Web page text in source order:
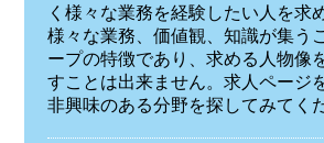
く様々な業務を経験したい人を求
様々な業務、価値観、知識が集う
ープの特徴であり、求める人物像
すことは出来ません。求人ページ
非興味のある分野を探してみてく